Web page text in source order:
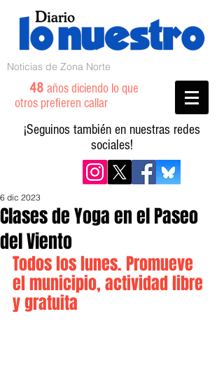
Noticias de Zona Norte
48 años diciendo lo que
otros prefieren callar
¡Seguinos también en nuestras redes
sociales!
Clases de Yoga en el Paseo
del Viento
6 dic 2023
Todos los lunes. Promueve
el municipio, actividad libre
y gratuita